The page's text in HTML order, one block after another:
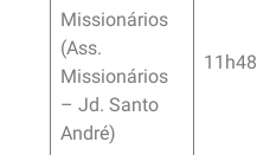
Missionários
(Ass.
Missionários
– Jd. Santo
André)
11h48